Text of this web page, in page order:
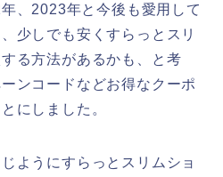
、2023年と今後も愛用して
少しでも安くすらっとスリ
る方法があるかも、と考
ンコードなどお得なクーポ
にしました。
ようにすらっとスリムショ